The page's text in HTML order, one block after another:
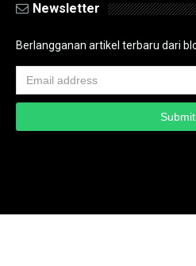
Newsletter
Berlangganan artikel terbaru dari